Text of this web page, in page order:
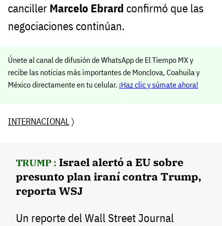
canciller Marcelo Ebrard confirmó que las
negociaciones continúan.
Únete al canal de difusión de WhatsApp de El Tiempo MX y
recibe las noticias más importantes de Monclova, Coahuila y
México directamente en tu celular. ¡Haz clic y súmate ahora!
INTERNACIONAL〉
TRUMP : Israel alertó a EU sobre
presunto plan iraní contra Trump,
reporta WSJ
Un reporte del Wall Street Journal